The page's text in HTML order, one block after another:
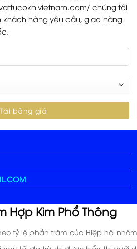
chúng tôi
hàng yêu cầu, giao hàng
Hợp Kim Phổ Thông
tỷ lệ phần trăm của Hiệp hội